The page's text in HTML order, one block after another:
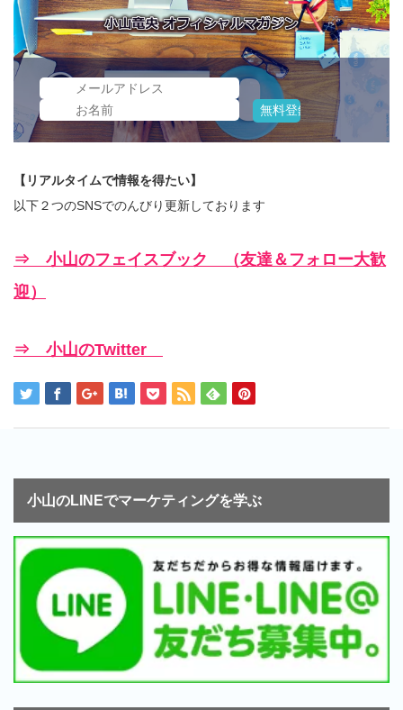
【リアルタイムで情報を得たい】
以下２つのSNSでのんびり更新しております
⇒ 小山のフェイスブック （友達＆フォロー大歓
迎）
⇒ 小山のTwitter
小山のLINEでマーケティングを学ぶ